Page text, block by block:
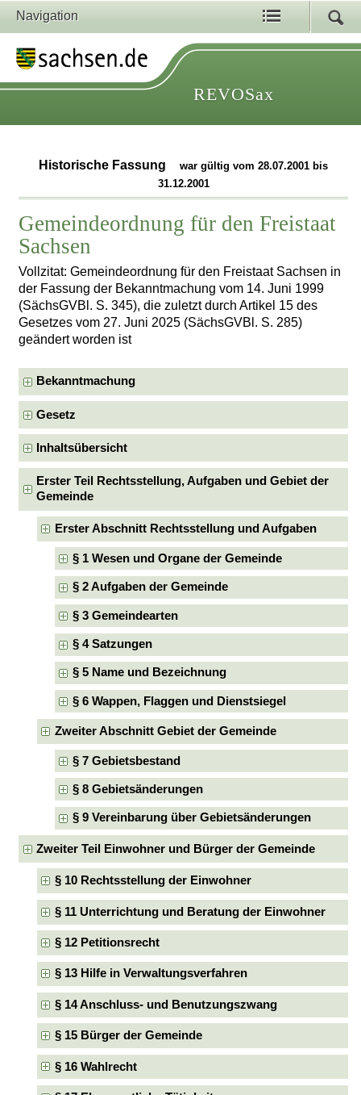
Navigation
REVOSax
Historische Fassung
war gültig vom 28.07.2001 bis
31.12.2001
Gemeindeordnung für den Freistaat
Sachsen
Vollzitat: Gemeindeordnung für den Freistaat Sachsen in
der Fassung der Bekanntmachung vom 14. Juni 1999
(SächsGVBl. S. 345), die zuletzt durch Artikel 15 des
Gesetzes vom 27. Juni 2025 (SächsGVBl. S. 285)
geändert worden ist
Bekanntmachung
Gesetz
Inhaltsübersicht
Erster Teil Rechtsstellung, Aufgaben und Gebiet der
Gemeinde
Erster Abschnitt Rechtsstellung und Aufgaben
§ 1 Wesen und Organe der Gemeinde
§ 2 Aufgaben der Gemeinde
§ 3 Gemeindearten
§ 4 Satzungen
§ 5 Name und Bezeichnung
§ 6 Wappen, Flaggen und Dienstsiegel
Zweiter Abschnitt Gebiet der Gemeinde
§ 7 Gebietsbestand
§ 8 Gebietsänderungen
§ 9 Vereinbarung über Gebietsänderungen
Zweiter Teil Einwohner und Bürger der Gemeinde
§ 10 Rechtsstellung der Einwohner
§ 11 Unterrichtung und Beratung der Einwohner
§ 12 Petitionsrecht
§ 13 Hilfe in Verwaltungsverfahren
§ 14 Anschluss- und Benutzungszwang
§ 15 Bürger der Gemeinde
§ 16 Wahlrecht